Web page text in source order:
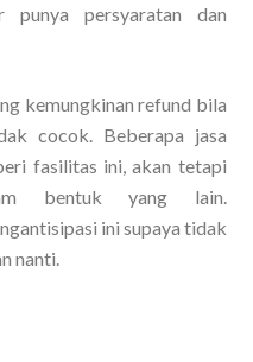
persyaratan dan
kemungkinan refund bila
cocok. Beberapa jasa
fasilitas ini, akan tetapi
bentuk yang lain.
ini supaya tidak
nanti.